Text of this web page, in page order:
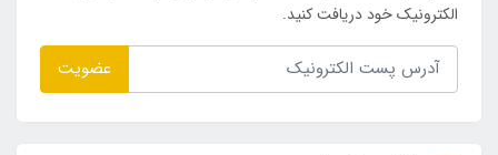
الکترونیک خود دریافت کنید.
عضویت